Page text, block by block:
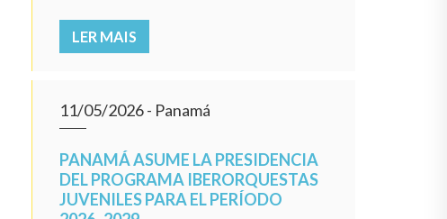
LER MAIS
11/05/2026- Panamá
PANAMÁ ASUME LA PRESIDENCIA
DEL PROGRAMA IBERORQUESTAS
JUVENILES PARA EL PERÍODO